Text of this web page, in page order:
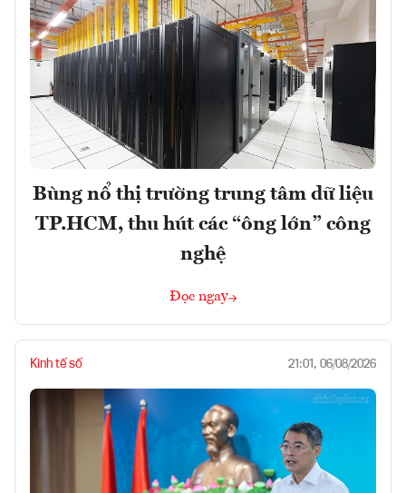
Bùng nổ thị trường trung tâm dữ liệu
TP.HCM, thu hút các “ông lớn” công
nghệ
Đọc ngay
Kinh tế số 21:01, 06/08/2026